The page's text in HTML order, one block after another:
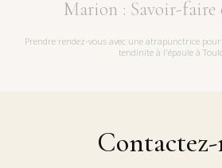
Marion : Savoir-faire
Prendre rendez-vous avec une atrapunctrice
tendinite à l'épaule à